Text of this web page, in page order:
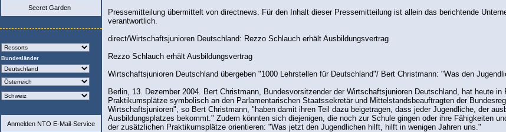
Secret Garden
Bundesländer
Anmelden NTO E-Mail-Service
Pressemitteilung übermittelt von directnews. Für den Inhalt dieser Pressemitteilung ist allein das berichtende
verantwortlich.
direct/Wirtschaftsjunioren Deutschland: Rezzo Schlauch erhält Ausbildungsvertrag
Rezzo Schlauch erhält Ausbildungsvertrag
Wirtschaftsjunioren Deutschland übergeben "1000 Lehrstellen für Deutschland"/ Bert Christmann: "Was den
Berlin, 13. Dezember 2004. Bert Christmann, Bundesvorsitzender der Wirtschaftsjunioren Deutschland, hat heute
Praktikumsplätze symbolisch an den Parlamentarischen Staatssekretär und Mittelstandsbeauftragten der
Wirtschaftsjunioren", so Bert Christmann, "haben damit ihren Teil dazu beigetragen, dass jeder Jugendliche, der
Ausbildungsplatzes bekommt." Zudem könnten sich diejenigen, die noch zur Schule gingen oder ihre Fähigkeiten
der zusätzlichen Praktikumsplätze orientieren: "Was jetzt den Jugendlichen hilft, hilft in wenigen Jahren uns."